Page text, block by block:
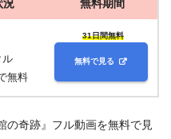
況 無料期間
ル
無料
31日間無料
無料で見る
の奇跡』フル動画を無料で見